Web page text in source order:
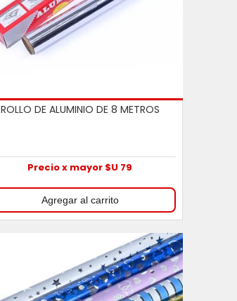
ROLLO DE ALUMINIO DE 8 METROS
Precio x mayor $U 79